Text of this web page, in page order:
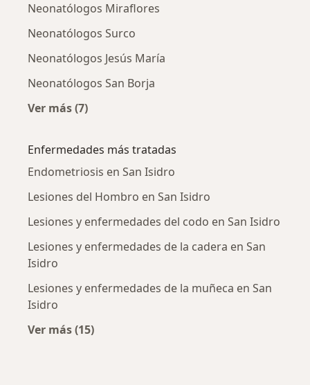
Neonatólogos Miraflores
Neonatólogos Surco
Neonatólogos Jesús María
Neonatólogos San Borja
Ver más (7)
Enfermedades más tratadas
Endometriosis en San Isidro
Lesiones del Hombro en San Isidro
Lesiones y enfermedades del codo en San Isidro
Lesiones y enfermedades de la cadera en San
Isidro
Lesiones y enfermedades de la muñeca en San
Isidro
Ver más (15)